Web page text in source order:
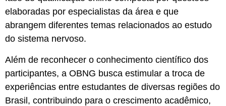
elaboradas por especialistas da área e que
abrangem diferentes temas relacionados ao estudo
do sistema nervoso.
Além de reconhecer o conhecimento científico dos
participantes, a OBNG busca estimular a troca de
experiências entre estudantes de diversas regiões do
Brasil, contribuindo para o crescimento acadêmico,